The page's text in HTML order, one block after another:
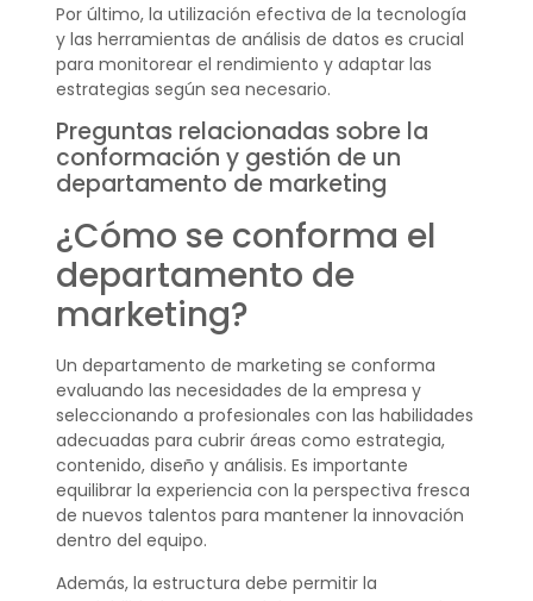
Por último, la utilización efectiva de la tecnología
y las herramientas de análisis de datos es crucial
para monitorear el rendimiento y adaptar las
estrategias según sea necesario.
Preguntas relacionadas sobre la
conformación y gestión de un
departamento de marketing
¿Cómo se conforma el
departamento de
marketing?
Un departamento de marketing se conforma
evaluando las necesidades de la empresa y
seleccionando a profesionales con las habilidades
adecuadas para cubrir áreas como estrategia,
contenido, diseño y análisis. Es importante
equilibrar la experiencia con la perspectiva fresca
de nuevos talentos para mantener la innovación
dentro del equipo.
Además, la estructura debe permitir la